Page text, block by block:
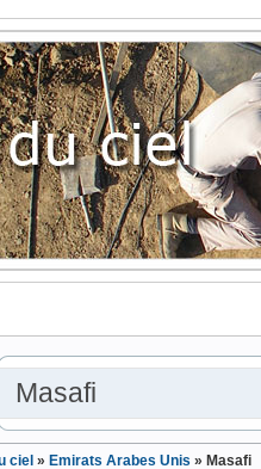
Masafi
ciel » Emirats Arabes Unis » Masafi